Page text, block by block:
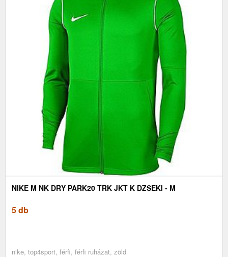
NIKE M NK DRY PARK20 TRK JKT K DZSEKI - M
5 db
nike, top4sport, férfi, férfi ruházat, zöld